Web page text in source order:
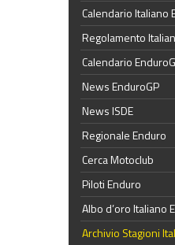
Calendario Italiano
Regolamento
Calendario
News EnduroGP
News ISDE
Regionale Enduro
Cerca Motoclub
Piloti Enduro
Albo d’oro Italiano
Archivio Stagioni